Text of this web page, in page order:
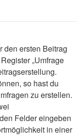
den ersten Beitrag
„Umfrage
so hast du
zu erstellen.
Felder eingeben
in einer